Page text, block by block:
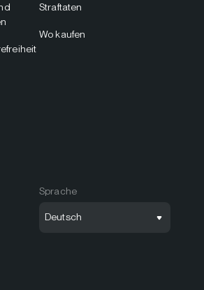
Straftaten
Wo kaufen
Sprache
Deutsch